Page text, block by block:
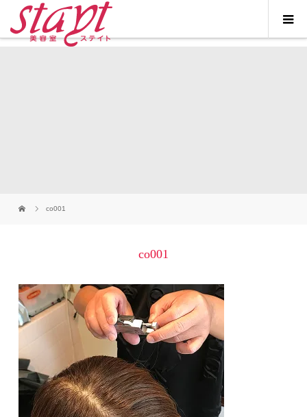
co001
co001